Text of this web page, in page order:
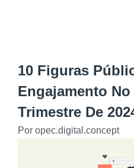
10 Figuras
Engajamento
Trimestre De
Por opec.digital.concept